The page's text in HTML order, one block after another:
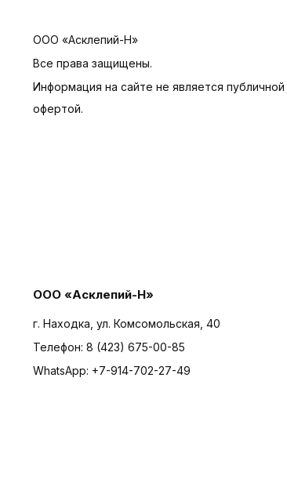
ООО «Асклепий-Н»
Все права защищены.
Информация на сайте не является публичной
офертой.
ООО «Асклепий-Н»
г. Находка, ул. Комсомольская, 40
Телефон: 8 (423) 675-00-85
WhatsApp: +7-914-702-27-49